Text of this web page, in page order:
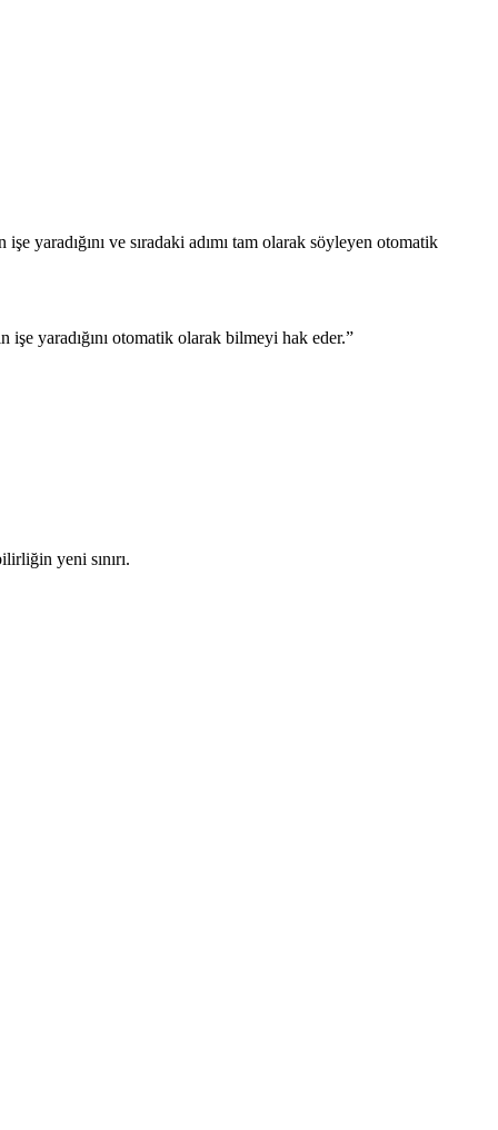
yaradığını ve sıradaki adımı tam olarak söyleyen otomatik
yaradığını otomatik olarak bilmeyi hak eder.”
yeni sınırı.